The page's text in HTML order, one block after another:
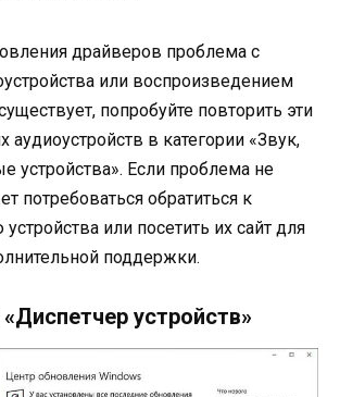
драйверов проблема с
или воспроизведением
попробуйте повторить эти
аудиоустройств в категории «Звук,
устройства». Если проблема не
потребоваться обратиться к
или посетить их сайт для
поддержки.
устройств»